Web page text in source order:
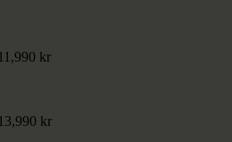
11,990 kr
13,990 kr